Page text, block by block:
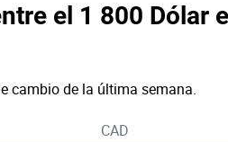
el 1 800 Dólar
cambio de la última semana.
CAD